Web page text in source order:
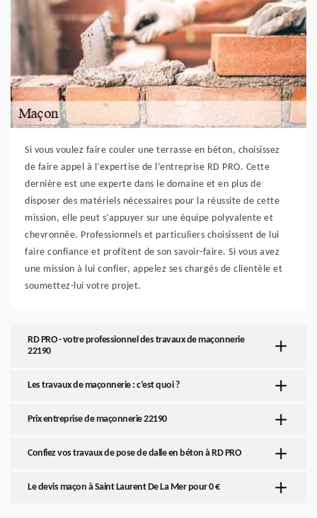
Si vous voulez faire couler une terrasse en béton, choisissez
de faire appel à l’expertise de l’entreprise RD PRO. Cette
dernière est une experte dans le domaine et en plus de
disposer des matériels nécessaires pour la réussite de cette
mission, elle peut s’appuyer sur une équipe polyvalente et
chevronnée. Professionnels et particuliers choisissent de lui
faire confiance et profitent de son savoir-faire. Si vous avez
une mission à lui confier, appelez ses chargés de clientèle et
soumettez-lui votre projet.
RD PRO - votre professionnel des travaux de maçonnerie
22190
Les travaux de maçonnerie : c’est quoi ?
Prix entreprise de maçonnerie 22190
Confiez vos travaux de pose de dalle en béton à RD PRO
Le devis maçon à Saint Laurent De La Mer pour 0 €